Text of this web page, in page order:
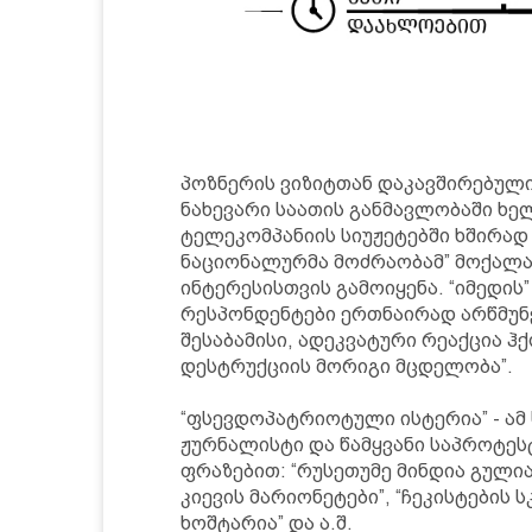
პოზნერის ვიზიტთან
ნახევარი საათის განმავლობაში
ტელეკომპანიის სიუჟეტებში
ნაციონალურმა მოძრაობამ”
ინტერესისთვის გამოიყენა.
რესპონდენტები ერთნაირად
შესაბამისი, ადეკვატური რეაქცია
დესტრუქციის მორიგი მცდელობა”.
“ფსევდოპატრიოტული ისტერია” -
ჟურნალისტი და წამყვანი
ფრაზებით: “რუსეთუმე მინდია
კიევის მარიონეტები”,
ხოშტარია” და ა.შ.